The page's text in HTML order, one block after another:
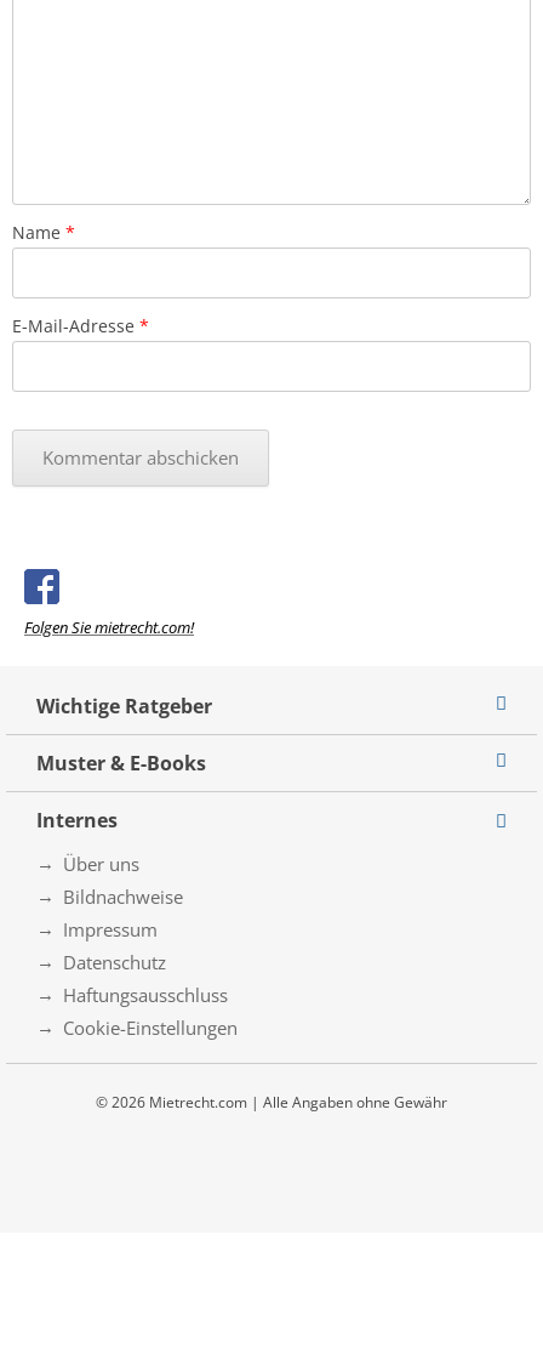
Name *
E-Mail-Adresse *
Folgen Sie mietrecht.com!
Wichtige Ratgeber
Muster & E-Books
Internes
Über uns
Bildnachweise
Impressum
Datenschutz
Haftungsausschluss
Cookie-Einstellungen
© 2026 Mietrecht.com | Alle Angaben ohne Gewähr